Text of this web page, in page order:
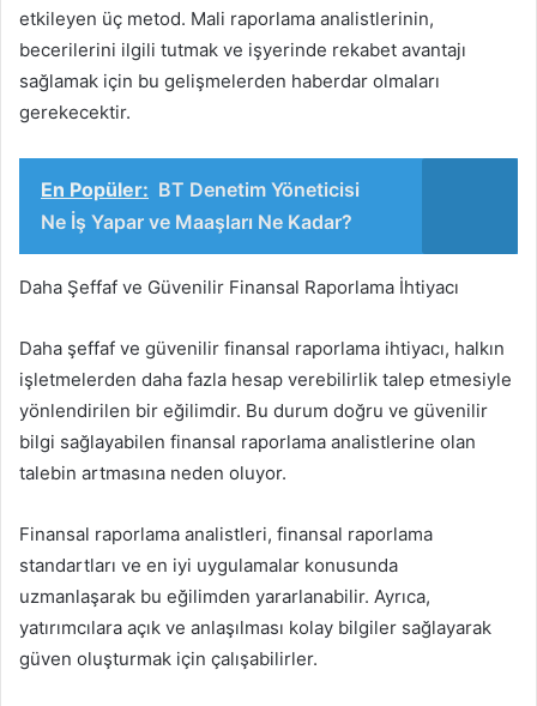
etkileyen üç metod. Mali raporlama analistlerinin,
becerilerini ilgili tutmak ve işyerinde rekabet avantajı
sağlamak için bu gelişmelerden haberdar olmaları
gerekecektir.
En Popüler: BT Denetim Yöneticisi
Ne İş Yapar ve Maaşları Ne Kadar?
Daha Şeffaf ve Güvenilir Finansal Raporlama İhtiyacı
Daha şeffaf ve güvenilir finansal raporlama ihtiyacı, halkın
işletmelerden daha fazla hesap verebilirlik talep etmesiyle
yönlendirilen bir eğilimdir. Bu durum doğru ve güvenilir
bilgi sağlayabilen finansal raporlama analistlerine olan
talebin artmasına neden oluyor.
Finansal raporlama analistleri, finansal raporlama
standartları ve en iyi uygulamalar konusunda
uzmanlaşarak bu eğilimden yararlanabilir. Ayrıca,
yatırımcılara açık ve anlaşılması kolay bilgiler sağlayarak
güven oluşturmak için çalışabilirler.